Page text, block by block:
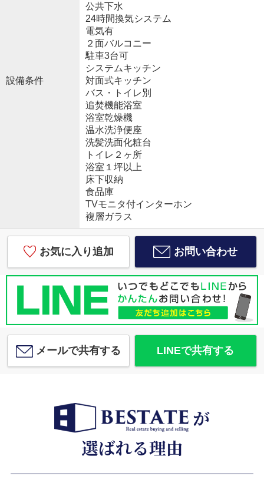
設備条件
公共下水
24時間換気システム
電気有
２面バルコニー
駐車3台可
システムキッチン
対面式キッチン
バス・トイレ別
追焚機能浴室
浴室乾燥機
温水洗浄便座
洗髪洗面化粧台
トイレ２ヶ所
浴室１坪以上
床下収納
食品庫
TVモニタ付インターホン
複層ガラス
お気に入り追加 お問い合わせ
メールで共有する LINEで共有する